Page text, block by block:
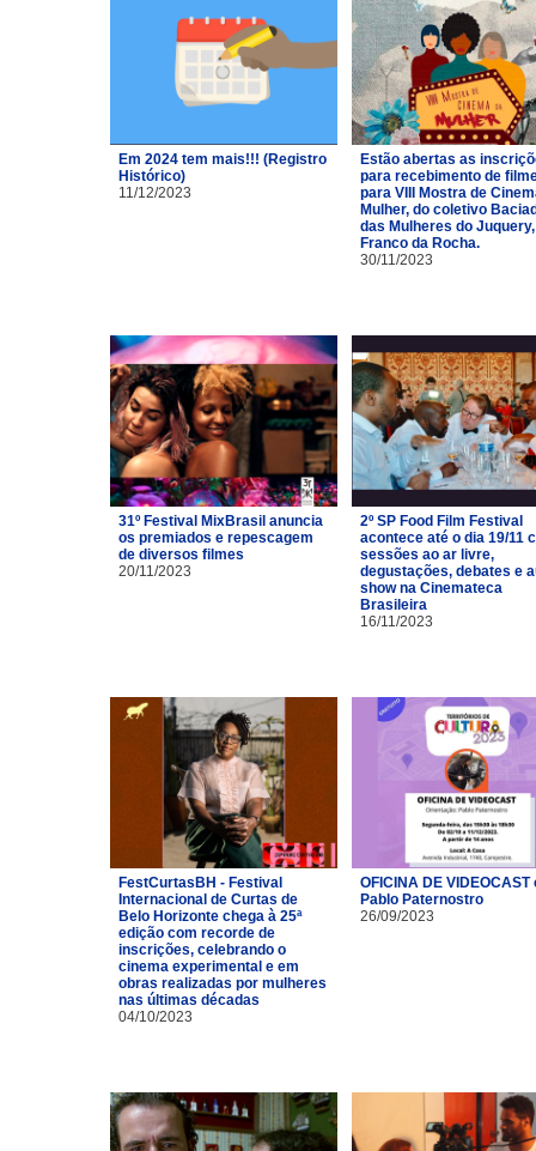
Em 2024 tem mais!!! (Registro
Histórico)
11/12/2023
Estão abertas as
para recebimento de
para VIII Mostra de
Mulher, do coletivo
das Mulheres do
Franco da Rocha.
30/11/2023
31º Festival MixBrasil anuncia
os premiados e repescagem
de diversos filmes
20/11/2023
2º SP Food Film Festival
acontece até o dia 19/11
sessões ao ar livre,
degustações, debates e
show na Cinemateca
Brasileira
16/11/2023
FestCurtasBH - Festival
Internacional de Curtas de
Belo Horizonte chega à 25ª
edição com recorde de
inscrições, celebrando o
cinema experimental e em
obras realizadas por mulheres
nas últimas décadas
04/10/2023
OFICINA DE VIDEOCAST
Pablo Paternostro
26/09/2023